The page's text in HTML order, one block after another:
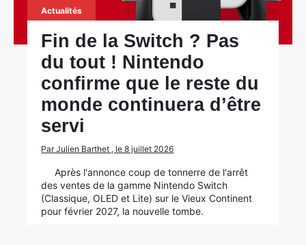
Actualités
Fin de la Switch ? Pas
du tout ! Nintendo
confirme que le reste du
monde continuera d’être
servi
Par Julien Barthet , le 8 juillet 2026
Après l'annonce coup de tonnerre de l'arrêt
des ventes de la gamme Nintendo Switch
(Classique, OLED et Lite) sur le Vieux Continent
pour février 2027, la nouvelle tombe.